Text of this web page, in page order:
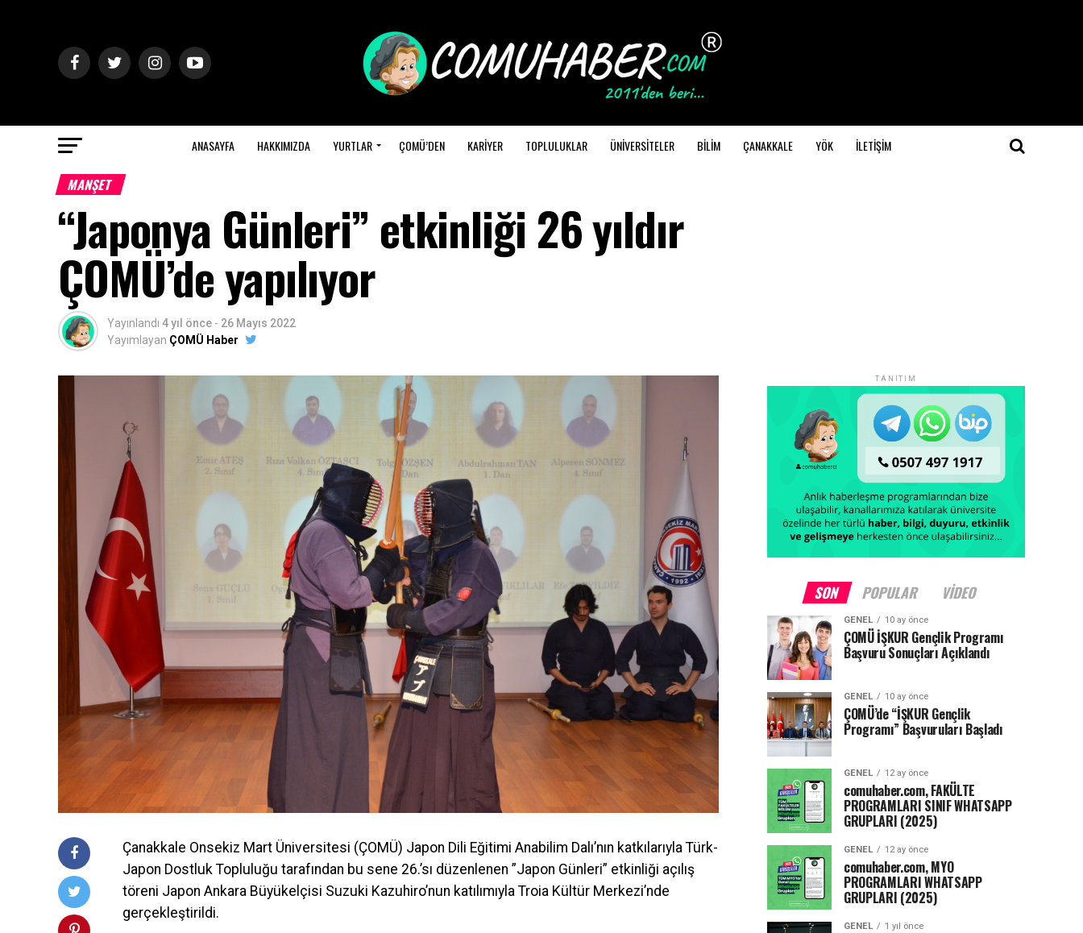
ANASAYFA HAKKIMIZDA YURTLAR ÇOMÜ’DEN KARİYER TOPLULUKLAR ÜNİVERSİTELER BİLİM ÇANAKKALE YÖK İLETİŞİM
MANŞET
“Japonya Günleri” etkinliği 26 yıldır
ÇOMÜ’de yapılıyor
Yayınlandı 4 yıl önce - 26 Mayıs 2022
Yayımlayan ÇOMÜ Haber
Çanakkale Onsekiz Mart Üniversitesi (ÇOMÜ) Japon Dili Eğitimi Anabilim Dalı’nın katkılarıyla Türk-
Japon Dostluk Topluluğu tarafından bu sene 26.’sı düzenlenen ”Japon Günleri” etkinliği açılış
töreni Japon Ankara Büyükelçisi Suzuki Kazuhiro’nun katılımıyla Troia Kültür Merkezi’nde
gerçekleştirildi.
TANITIM
SON POPULAR VIDEO
GENEL 10 ay önce
ÇOMÜ İŞKUR Gençlik Programı
Başvuru Sonuçları Açıklandı
GENEL 10 ay önce
ÇOMÜ’de “İŞKUR Gençlik
Programı” Başvuruları Başladı
GENEL 12 ay önce
comuhaber.com, FAKÜLTE
PROGRAMLARI SINIF WHATSAPP
GRUPLARI (2025)
GENEL 12 ay önce
comuhaber.com, MYO
PROGRAMLARI WHATSAPP
GRUPLARI (2025)
GENEL 1 yıl önce